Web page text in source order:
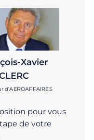
Xavier
d’AEROAFFAIRES
pour vous
de votre